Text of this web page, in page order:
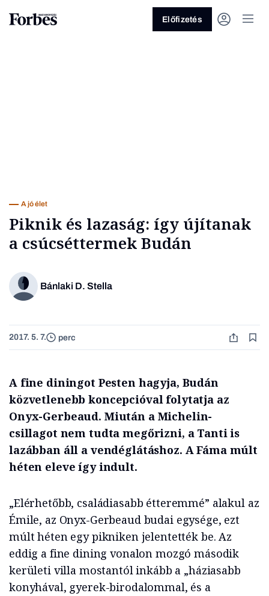
Előfizetés
A jó élet
Piknik és lazaság: így újítanak
a csúcséttermek Budán
Bánlaki D. Stella
2017. 5. 7. perc
A fine diningot Pesten hagyja, Budán
közvetlenebb koncepcióval folytatja az
Onyx-Gerbeaud. Miután a Michelin-
csillagot nem tudta megőrizni, a Tanti is
lazábban áll a vendéglátáshoz. A Fáma múlt
héten eleve így indult.
„Elérhetőbb, családiasabb étteremmé” alakul az
Émile, az Onyx-Gerbeaud budai egysége, ezt
múlt héten egy pikniken jelentették be. Az
eddig a fine dining vonalon mozgó második
kerületi villa mostantól inkább a „háziasabb
konyhával, gyerek-birodalommal, és a